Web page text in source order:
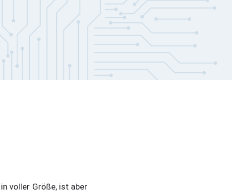
voller Größe, ist aber